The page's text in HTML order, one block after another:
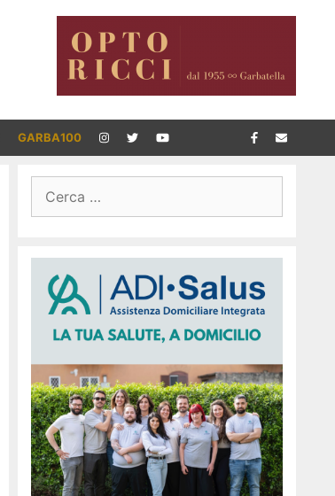
GARBA100